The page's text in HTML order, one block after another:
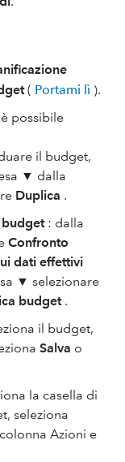
( Portami lì ).
possibile
il budget,
▼ dalla
Duplica .
budget: dalla
Confronto
dati effettivi
▼ selezionare
budget.
il budget,
Salva o
la casella di
seleziona
Azioni e